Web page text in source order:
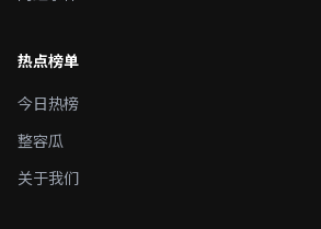
热点榜单
今日热榜
整容瓜
关于我们